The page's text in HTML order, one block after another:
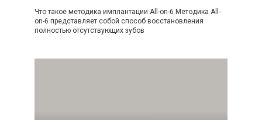
Что такое методика имплантации All-on-6 Методика All-
on-6 представляет собой способ восстановления
полностью отсутствующих зубов